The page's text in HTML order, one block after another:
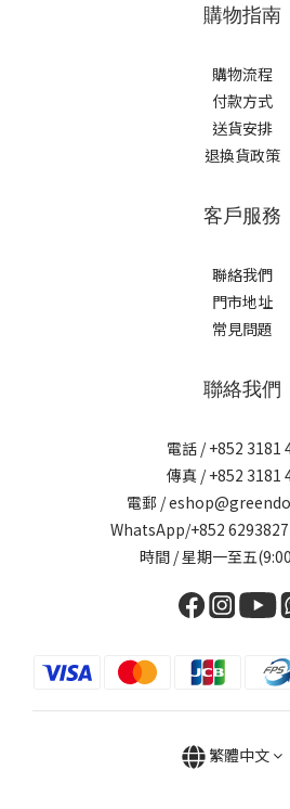
購物指南
購物流程
付款方式
送貨安排
退換貨政策
客戶服務
聯絡我們
門市地址
常見問題
聯絡我們
電話 / +852 3181
傳真 / +852 3181
電郵 /
WhatsApp/+852
時間 / 星期一至五
繁體中文